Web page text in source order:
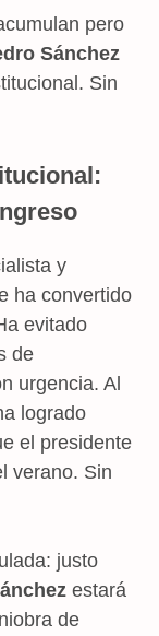
pero
Sánchez
Sin
y
ha convertido
evitado
de
urgencia. Al
logrado
el presidente
verano. Sin
justo
estará
de